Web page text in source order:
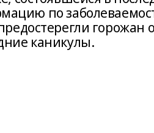
по
горожан
каникулы.